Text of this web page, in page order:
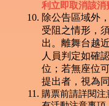
利立即取消該消
除公告區域外
受阻之情形，
出。離舞台越
人員判定如確
位；若無座位
提出者，視為
購票前請詳閱注